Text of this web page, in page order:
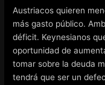
Austriacos quieren
más gasto público.
déficit. Keynesianos
oportunidad de
tomar sobre la deuda
tendrá que ser un